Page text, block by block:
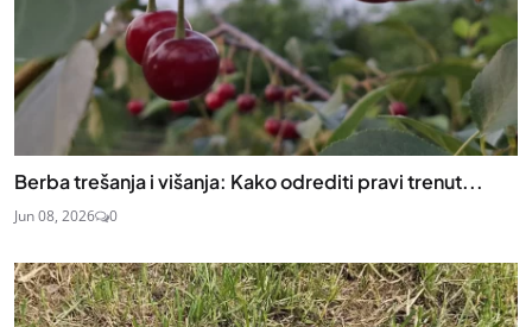
Berba trešanja i višanja: Kako odrediti pravi trenut...
Jun 08, 2026 0